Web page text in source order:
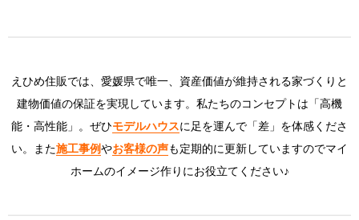
えひめ住販では、愛媛県で唯一、資産価値が維持される家づくりと
建物価値の保証を実現しています。私たちのコンセプトは「高機
能・高性能」。ぜひモデルハウスに足を運んで「差」を体感くださ
い。また施工事例やお客様の声も定期的に更新していますのでマイ
ホームのイメージ作りにお役立てください♪